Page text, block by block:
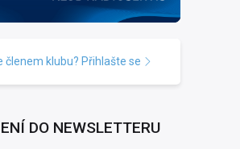
členem klubu? Přihlašte se
DO NEWSLETTERU